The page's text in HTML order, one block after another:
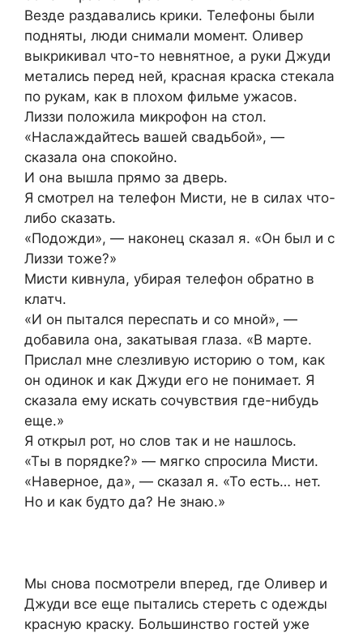
Везде раздавались крики. Телефоны были
подняты, люди снимали момент. Оливер
выкрикивал что-то невнятное, а руки Джуди
метались перед ней, красная краска стекала
по рукам, как в плохом фильме ужасов.
Лиззи положила микрофон на стол.
«Наслаждайтесь вашей свадьбой», —
сказала она спокойно.
И она вышла прямо за дверь.
Я смотрел на телефон Мисти, не в силах что-
либо сказать.
«Подожди», — наконец сказал я. «Он был и с
Лиззи тоже?»
Мисти кивнула, убирая телефон обратно в
клатч.
«И он пытался переспать и со мной», —
добавила она, закатывая глаза. «В марте.
Прислал мне слезливую историю о том, как
он одинок и как Джуди его не понимает. Я
сказала ему искать сочувствия где-нибудь
еще.»
Я открыл рот, но слов так и не нашлось.
«Ты в порядке?» — мягко спросила Мисти.
«Наверное, да», — сказал я. «То есть… нет.
Но и как будто да? Не знаю.»
Мы снова посмотрели вперед, где Оливер и
Джуди все еще пытались стереть с одежды
красную краску. Большинство гостей уже